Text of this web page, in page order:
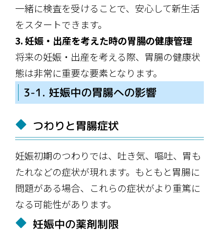
一緒に検査を受けることで、安心して新生活
をスタートできます。
3. 妊娠・出産を考えた時の胃腸の健康管理
将来の妊娠・出産を考える際、胃腸の健康状
態は非常に重要な要素となります。
3-1. 妊娠中の胃腸への影響
つわりと胃腸症状
妊娠初期のつわりでは、吐き気、嘔吐、胃も
たれなどの症状が現れます。もともと胃腸に
問題がある場合、これらの症状がより重篤に
なる可能性があります。
妊娠中の薬剤制限